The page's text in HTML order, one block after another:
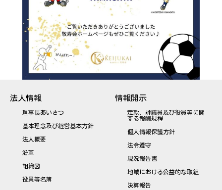
法人情報
理事長あいさつ
基本理念及び経営基本方針
法人概要
沿革
組織図
役員等名簿
情報開示
定款、評議員及び役員等に関
する報酬規程
個人情報保護方針
法令遵守
現況報告書
地域における公益的な取組
決算報告